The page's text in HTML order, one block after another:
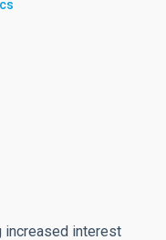
increased interest